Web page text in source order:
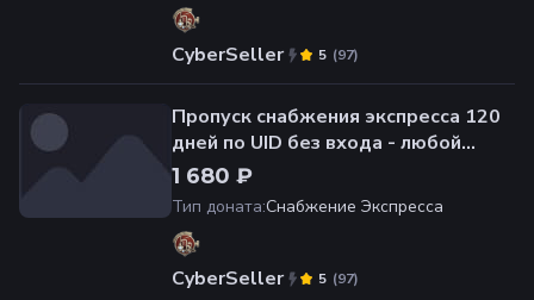
CyberSeller (97)
5
Пропуск снабжения экспресса 120
дней по UID без входа - любой
сервер
1 680 ₽
Тип доната:Снабжение Экспресса
CyberSeller (97)
5